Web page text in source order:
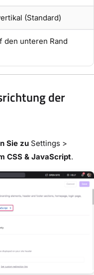
(Standard)
den unteren Rand
der
Sie zu Settings >
CSS & JavaScript.